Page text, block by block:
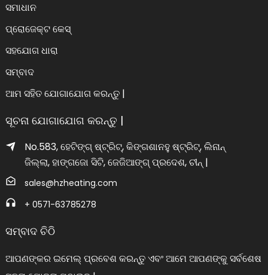
ସମାଧାନ
ପ୍ରୋଜେକ୍ଟ କେସ୍
ସହଯୋଗ ଧାରା
ସମ୍ବାଦ
ଆମ ସହିତ ଯୋଗାଯୋଗ କରନ୍ତୁ |
ସୂଚନା ଯୋଗାଯୋଗ କରନ୍ତୁ |
No.583, ହେଟିଙ୍ଗ୍ ଷ୍ଟ୍ରିଟ୍, କିଙ୍ଗଶାନହୁ ଷ୍ଟ୍ରିଟ୍, ଲିନାନ୍
ଜିଲ୍ଲା, ହାଙ୍ଗଜୋ ସିଟି, ଜେଜିଆଙ୍ଗ୍ ପ୍ରଦେଶ, ଚୀନ୍ |
sales@hzheating.com
+ 0571-63785278
ସମ୍ବାଦ ଚିଠି
ଆପଣଙ୍କର ଇମେଲ୍ ପ୍ରବେଶ କରନ୍ତୁ ଏବଂ ଆମେ ଆପଣଙ୍କୁ ସର୍ବଶେଷ